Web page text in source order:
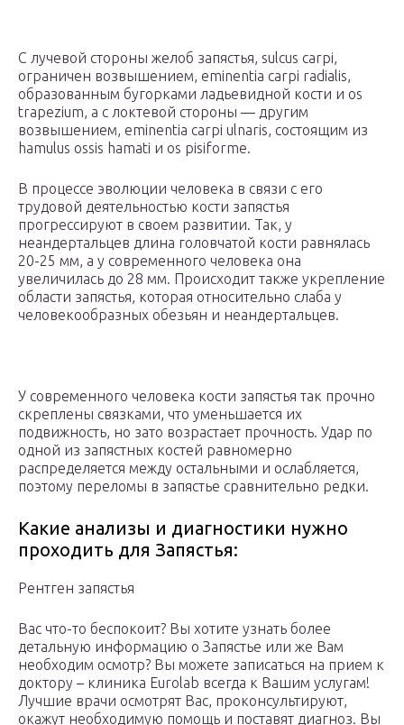
С лучевой стороны желоб запястья, sulcus carpi,
ограничен возвышением, eminentia carpi radialis,
образованным бугорками ладьевидной кости и os
trapezium, а с локтевой стороны — другим
возвышением, eminentia carpi ulnaris, состоящим из
hamulus ossis hamati и os pisiforme.
В процессе эволюции человека в связи с его
трудовой деятельностью кости запястья
прогрессируют в своем развитии. Так, у
неандертальцев длина головчатой кости равнялась
20-25 мм, а у современного человека она
увеличилась до 28 мм. Происходит также укрепление
области запястья, которая относительно слаба у
человекообразных обезьян и неандертальцев.
У современного человека кости запястья так прочно
скреплены связками, что уменьшается их
подвижность, но зато возрастает прочность. Удар по
одной из запястных костей равномерно
распределяется между остальными и ослабляется,
поэтому переломы в запястье сравнительно редки.
Какие анализы и диагностики нужно
проходить для Запястья:
Рентген запястья
Вас что-то беспокоит? Вы хотите узнать более
детальную информацию о Запястье или же Вам
необходим осмотр? Вы можете записаться на прием к
доктору – клиника Eurolab всегда к Вашим услугам!
Лучшие врачи осмотрят Вас, проконсультируют,
окажут необходимую помощь и поставят диагноз. Вы